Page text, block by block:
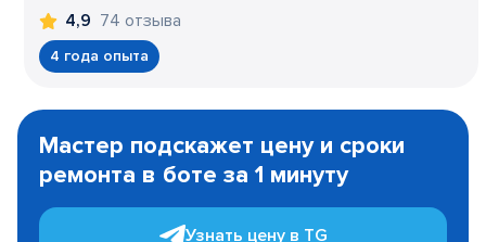
4,9 74 отзыва
4 года опыта
1
Мастер подскажет цену и сроки
ремонта в боте за 1 минуту
Узнать цену в TG